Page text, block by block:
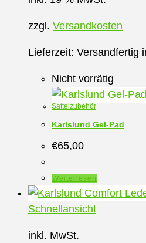
zzgl. Versandkosten
Lieferzeit: Versandfertig
Nicht vorrätig
Sattelzubehör
Karlslund Gel-Pad
€65,00
Weiterlesen
Schnellansicht
inkl. MwSt.